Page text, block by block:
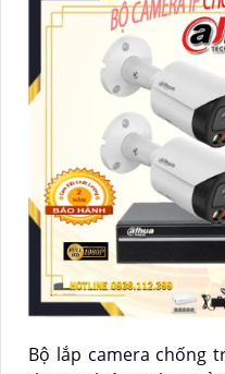
Bộ lắp camera chống